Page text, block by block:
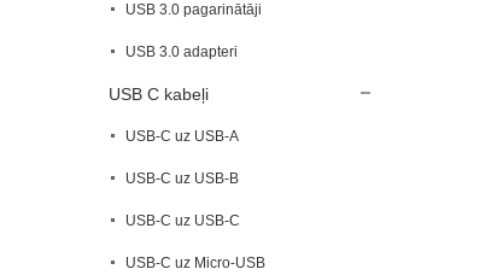
USB 3.0 pagarinātāji
USB 3.0 adapteri
USB C kabeļi
USB-C uz USB-A
USB-C uz USB-B
USB-C uz USB-C
USB-C uz Micro-USB